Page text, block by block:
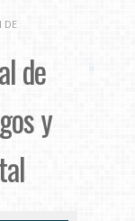
DE
de
y